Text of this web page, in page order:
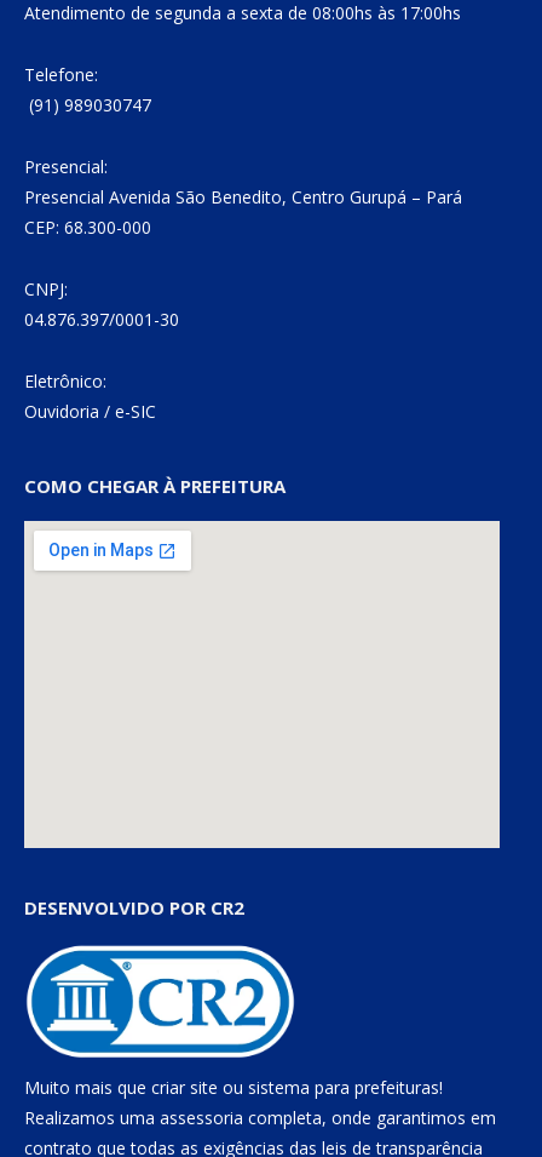
Atendimento de segunda a sexta de 08:00hs às 17:00hs
Telefone:
(91) 989030747
Presencial:
Presencial Avenida São Benedito, Centro Gurupá – Pará
CEP: 68.300-000
CNPJ:
04.876.397/0001-30
Eletrônico:
Ouvidoria / e-SIC
COMO CHEGAR À PREFEITURA
DESENVOLVIDO POR CR2
Muito mais que criar site ou sistema para prefeituras!
Realizamos uma assessoria completa, onde garantimos em
contrato que todas as exigências das leis de transparência